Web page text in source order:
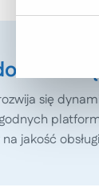
się
jakość